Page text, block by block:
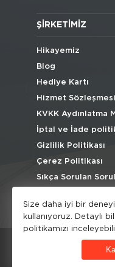
ŞIRKETIMIZ
Hikayemiz
Blog
Hediye Kartı
Hizmet Sözleşmesi
KVKK Aydınlatma
İptal ve İade
Gizlilik Politikası
Çerez Politikası
Sıkça Sorulan
© HipoKid 2026 . All
Size daha iyi bir
kullanıyoruz. Detaylı
politikamızı